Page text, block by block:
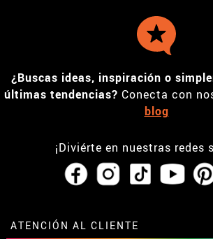
¿Buscas ideas, inspiración o
últimas tendencias? Conecta con
blog
¡Diviérte en nuestras redes
ATENCIÓN AL CLIENTE